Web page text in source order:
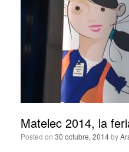
Matelec 2014, la
Posted on 30 octubre, 2014by